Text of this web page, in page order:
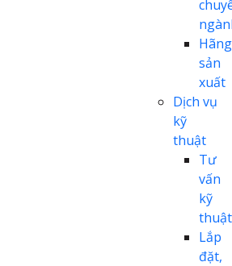
Hãng
sản
xuất
Dịch vụ
kỹ
thuật
Tư
vấn
kỹ
thuật
Lắp
đặt,